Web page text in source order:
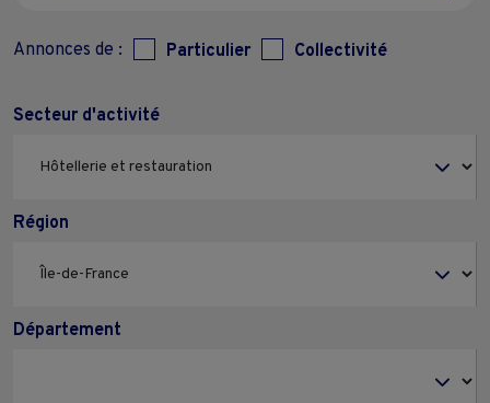
Annonces de : Particulier Collectivité
Secteur d'activité
Région
Département